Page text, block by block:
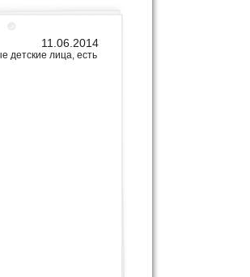
11.06.2014
детские лица, есть